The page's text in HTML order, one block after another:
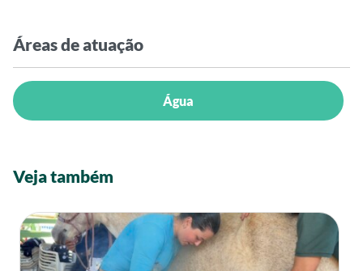
Áreas de atuação
Água
Veja também